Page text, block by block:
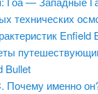
технических
Enfield
Bullet
Почему именно